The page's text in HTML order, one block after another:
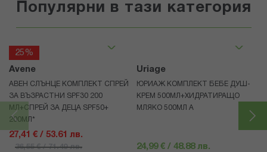
Популярни в тази категория
25%
Avene
АВЕН СЛЪНЦЕ КОМПЛЕКТ СПРЕЙ
ЗА ВЪЗРАСТНИ SPF30 200
МЛ+СПРЕЙ ЗА ДЕЦА SPF50+
200МЛ*
27,41 € / 53.61 лв.
36,55 € / 71.49 лв.
Uriage
ЮРИАЖ КОМПЛЕКТ БЕБЕ ДУШ-
КРЕМ 500МЛ+ХИДРАТИРАЩО
МЛЯКО 500МЛ A
24,99 € / 48.88 лв.